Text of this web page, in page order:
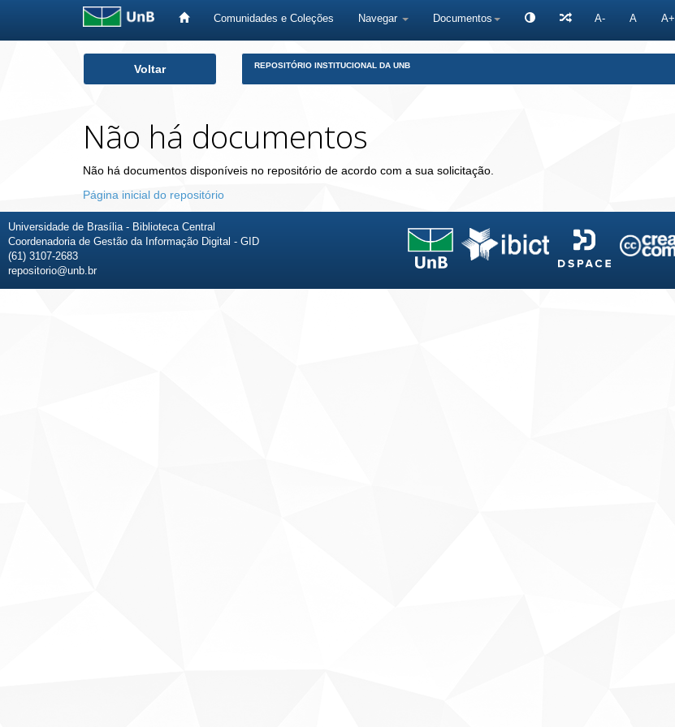
Comunidades e Coleções Navegar Documentos A- A A+
Voltar REPOSITÓRIO INSTITUCIONAL DA UNB
Não há documentos
Não há documentos disponíveis no repositório de acordo com a sua solicitação.
Página inicial do repositório
Universidade de Brasília - Biblioteca Central
Coordenadoria de Gestão da Informação Digital - GID
(61) 3107-2683
repositorio@unb.br